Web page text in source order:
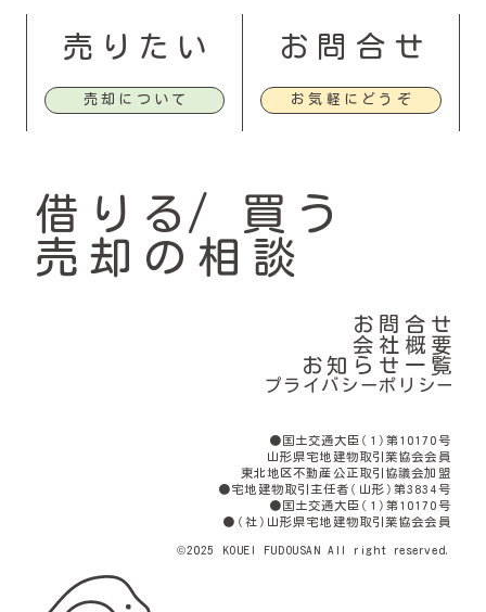
売りたい
売却について
お問合せ
お気軽にどうぞ
借りる
買う
売却の相談
お問合せ
会社概要
お知らせ一覧
プライバシーポリシー
●国土交通大臣（1）第10170号
山形県宅地建物取引業協会会員
東北地区不動産公正取引協議会加盟
●宅地建物取引主任者（山形）第3834号
●国土交通大臣（1）第10170号
●（社）山形県宅地建物取引業協会会員
©2025 KOUEI FUDOUSAN All right reserved.